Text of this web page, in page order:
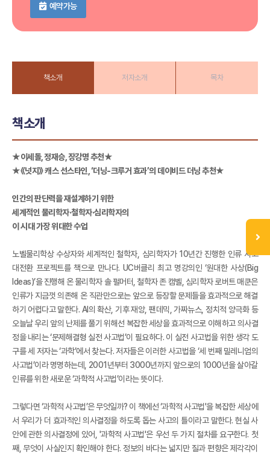
예약가능
책소개 저자소개 목차
책소개
★이세돌, 정재승, 장강명 추천★
★《넛지》 캐스 선스타인, ‘더닝-크루거 효과’의 데이비드 더닝 추천★
인간의 판단력을 재설계하기 위한
세계적인 물리학자·철학자·심리학자의
이 시대 가장 위대한 수업
노벨물리학상 수상자와 세계적인 철학자, 심리학자가 10년간 진행한 인류 사고
대전환 프로젝트를 책으로 만나다. UC버클리 최고 명강의인 ‘원대한 사상(Big
Ideas)’을 진행해 온 물리학자 솔 펄머터, 철학자 존 캠벨, 심리학자 로버트 매쿤은
인류가 지금껏 의존해 온 직관만으로는 앞으로 등장할 문제들을 효과적으로 해결
하기 어렵다고 말한다. AI의 확산, 기후 재앙, 팬데믹, 가짜뉴스, 정치적 양극화 등
오늘날 우리 앞의 난제를 풀기 위해선 복잡한 세상을 효과적으로 이해하고 의사결
정을 내리는 ‘문제해결형 실전 사고법’이 필요하다. 이 실전 사고법을 위한 생각 도
구를 세 저자는 ‘과학’에서 찾는다. 저자들은 이러한 사고법을 ‘세 번째 밀레니엄의
사고법’이라 명명하는데, 2001년부터 3000년까지 앞으로의 1000년을 살아갈
인류를 위한 새로운 ‘과학적 사고법’이라는 뜻이다.
그렇다면 ‘과학적 사고법’은 무엇일까? 이 책에선 ‘과학적 사고법'을 복잡한 세상에
서 우리가 더 효과적인 의사결정을 하도록 돕는 사고의 틀이라고 말한다. 현실 사
안에 관한 의사결정에 있어, '과학적 사고법'은 우선 두 가지 절차를 요구한다. 첫
째, 무엇이 사실인지 확인해야 한다. 정보의 바다는 넓지만 질과 편향은 제각각이